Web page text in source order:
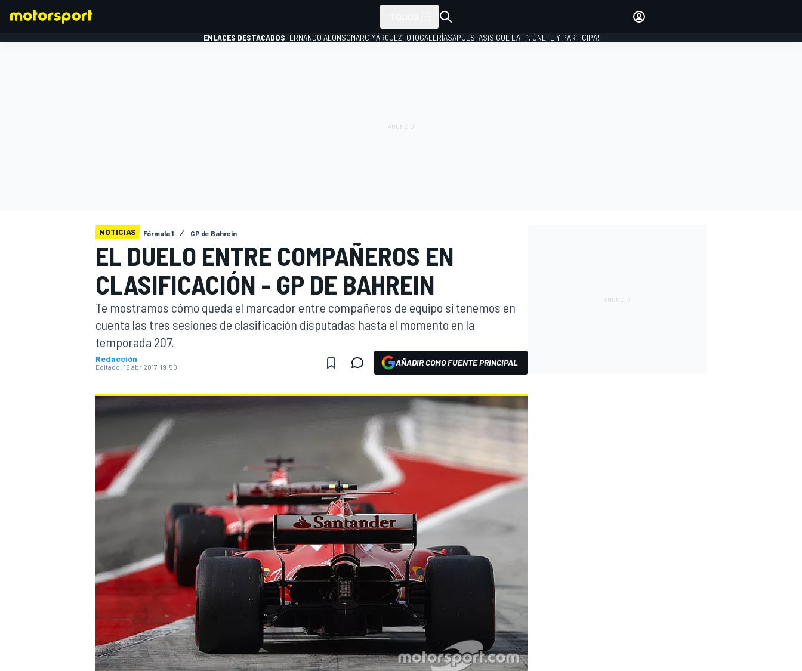
ENLACES DESTACADOSFERNANDO ALONSOMARC MÁRQUEZFOTOGALERÍASAPUESTAS¡SIGUE LA F1, ÚNETE Y PARTICIPA!
NOTICIAS Fórmula 1 GP de Bahrein
EL DUELO ENTRE COMPAÑEROS EN
CLASIFICACIÓN - GP DE BAHREIN
Te mostramos cómo queda el marcador entre compañeros de equipo si tenemos en
cuenta las tres sesiones de clasificación disputadas hasta el momento en la
temporada 207.
Redacción
Editado: 15 abr 2017, 19:50 AÑADIR COMO FUENTE PRINCIPAL